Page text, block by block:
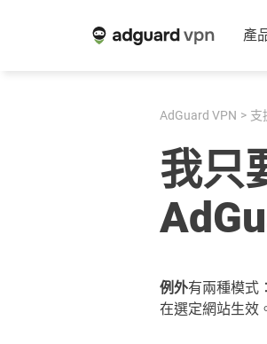
產
AdGuard VPN 支
我只
例外有兩種模式
在選定網站生效